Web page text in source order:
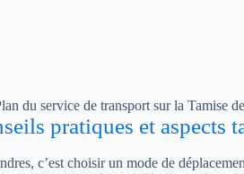
du service de transport sur la Tamise
pratiques et aspects
c’est choisir un mode de